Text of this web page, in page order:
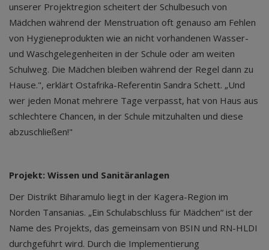
unserer Projektregion scheitert der Schulbesuch von
Mädchen während der Menstruation oft genauso am Fehlen
von Hygieneprodukten wie an nicht vorhandenen Wasser-
und Waschgelegenheiten in der Schule oder am weiten
Schulweg. Die Mädchen bleiben während der Regel dann zu
Hause.", erklärt Ostafrika-Referentin Sandra Schett. „Und
wer jeden Monat mehrere Tage verpasst, hat von Haus aus
schlechtere Chancen, in der Schule mitzuhalten und diese
abzuschließen!"
Projekt: Wissen und Sanitäranlagen
Der Distrikt Biharamulo liegt in der Kagera-Region im
Norden Tansanias. „Ein Schulabschluss für Mädchen“ ist der
Name des Projekts, das gemeinsam von BSIN und RN-HLDI
durchgeführt wird. Durch die Implementierung